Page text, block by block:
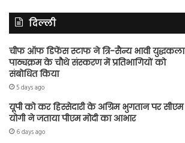
दिल्ली
चीफ ऑफ डिफेंस स्टाफ ने त्रि-सैन्य भावी युद्धकला
पाठ्यक्रम के चौथे संस्करण में प्रतिभागियों को
संबोधित किया
5 days ago
यूपी को कर हिस्सेदारी के अग्रिम भुगतान पर सीएम
योगी ने जताया पीएम मोदी का आभार
6 days ago